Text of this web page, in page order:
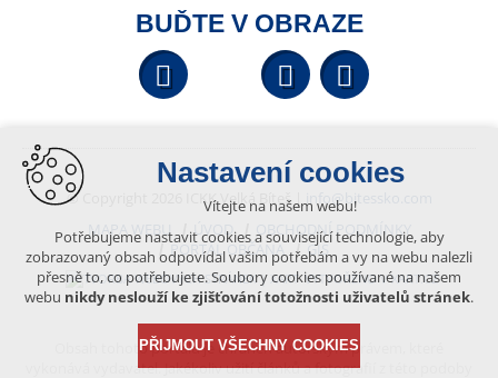
BUĎTE V OBRAZE
Facebook YouTube
© Copyright 2026 ICKK Velká Bíteš |
info@bitessko.com
MAPA WEBU
ÚVOD
OBCHODNÍ PODMÍNKY
PORTÁL OBČANA
GIS
VYTVOŘENO V XART.CZ
Obsah tohoto portálu je chráněn autorským právem, které
vykonává vydavatel. Jakékoliv užití článků a fotografií z této podoby
Nastavení cookies
Vítejte na našem webu!
Potřebujeme nastavit cookies a související technologie, aby
zobrazovaný obsah odpovídal vašim potřebám a vy na webu nalezli
přesně to, co potřebujete. Soubory cookies používané na našem
webu nikdy neslouží ke zjišťování totožnosti uživatelů stránek.
PŘIJMOUT VŠECHNY COOKIES